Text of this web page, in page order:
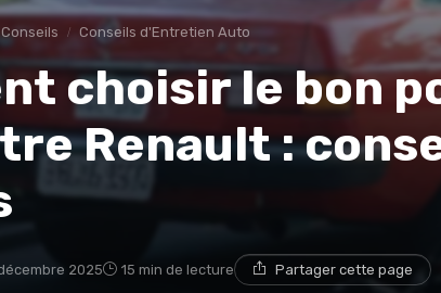
Conseils d'Entretien Auto
choisir le bon
Renault :
2025 15 min de lecture Partager cette page